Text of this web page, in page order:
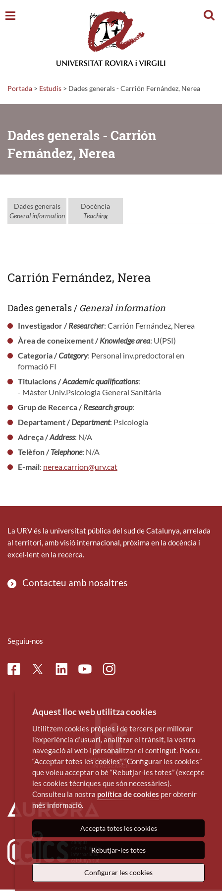
Portada > Estudis > Dades generals - Carrión Fernández, Nerea
Dades generals - Carrión
Fernández, Nerea
Dades generals
General information
Docència
Teaching
Carrión Fernández, Nerea
Dades generals / General information
Investigador /Researcher: Carrión Fernández, Nerea
Àrea de coneixement /Knowledge area: U(PSI)
Categoria /Category: Personal inv.predoctoral en
formació FI
Titulacions /Academic qualifications:
- Màster Univ.Psicologia General Sanitària
Grup de Recerca /Research group:
Departament /Department: Psicologia
Adreça /Address: N/A
Telèfon /Telephone: N/A
E-mail: nerea.carrion@urv.cat
La URV és la universitat pública del sud de Catalunya, arrelada
al territori, amb visió internacional, pròxima en la docència i
excel·lent en la recerca.
Contacteu amb nosaltres
Seguiu-nos
FacebookTwitterLinkedinYoutubeInstagram
Aquest lloc web utilitza cookies
Utilitzem cookies pròpies i de tercers per millorar
l’experiència d’usuari, analitzar el trànsit, la vostra
navegació al web i personalitzar el contingut. Podeu
“Acceptar totes les cookies”, “Configurar les cookies”
que voleu acceptar o bé “Rebutjar-les totes” (excepte
les cookies tècniques que són necessàries).
Consulteu la nostra política de cookies per obtenir
més informació.
Accepta totes les cookies
Rebutjar-les totes
Configurar les cookies